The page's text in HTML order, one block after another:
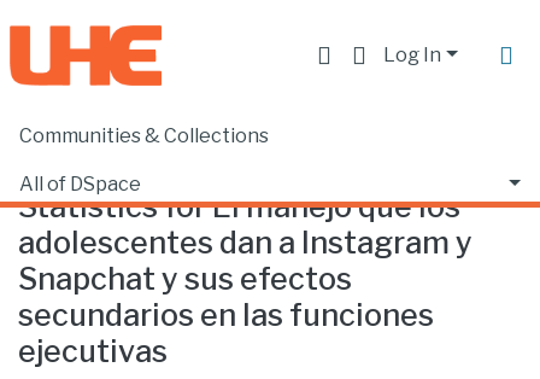
Log In
Communities & Collections
All of DSpace
Home Statistics
Statistics for El manejo que los
adolescentes dan a Instagram y
Snapchat y sus efectos
secundarios en las funciones
ejecutivas